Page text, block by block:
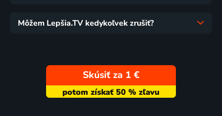
Môžem Lepšia.TV kedykoľvek zrušiť?
Skúsiť za 1 €